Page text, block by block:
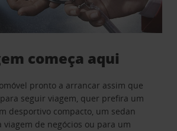
começa aqui
pronto a arrancar assim que
seguir viagem, quer prefira um
desportivo compacto, um sedan
viagem de negócios ou para um